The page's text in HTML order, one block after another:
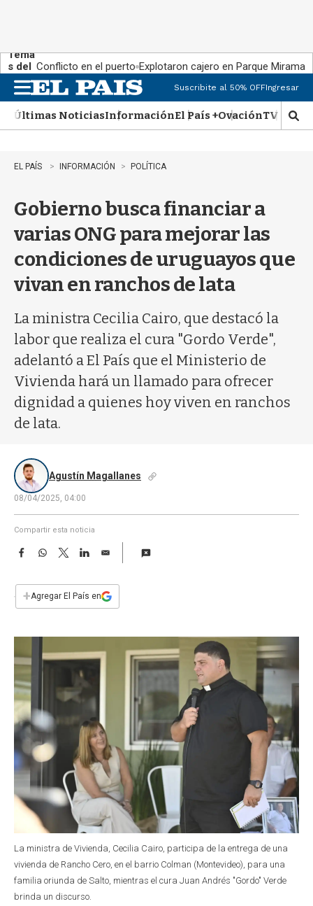
Tema
s del
día:
Conflicto en el puerto Explotaron cajero en Parque Miramar
n
u
Suscribite al 50% OFFIngresar
Últimas NoticiasInformaciónEl País +OvaciónTV Show
M
o
q
EL PAÍS INFORMACIÓN POLÍTICA
Gobierno busca financiar a
varias ONG para mejorar las
condiciones de uruguayos que
vivan en ranchos de lata
La ministra Cecilia Cairo, que destacó la
labor que realiza el cura "Gordo Verde",
adelantó a El País que el Ministerio de
Vivienda hará un llamado para ofrecer
dignidad a quienes hoy viven en ranchos
de lata.
Agustín Magallanes
08/04/2025, 04:00
Compartir esta noticia
F
e
b
W
s
T
w
t
L
E
i
l
+Agregar El País en
La ministra de Vivienda, Cecilia Cairo, participa de la entrega de una
vivienda de Rancho Cero, en el barrio Colman (Montevideo), para una
familia oriunda de Salto, mientras el cura Juan Andrés "Gordo" Verde
brinda un discurso.